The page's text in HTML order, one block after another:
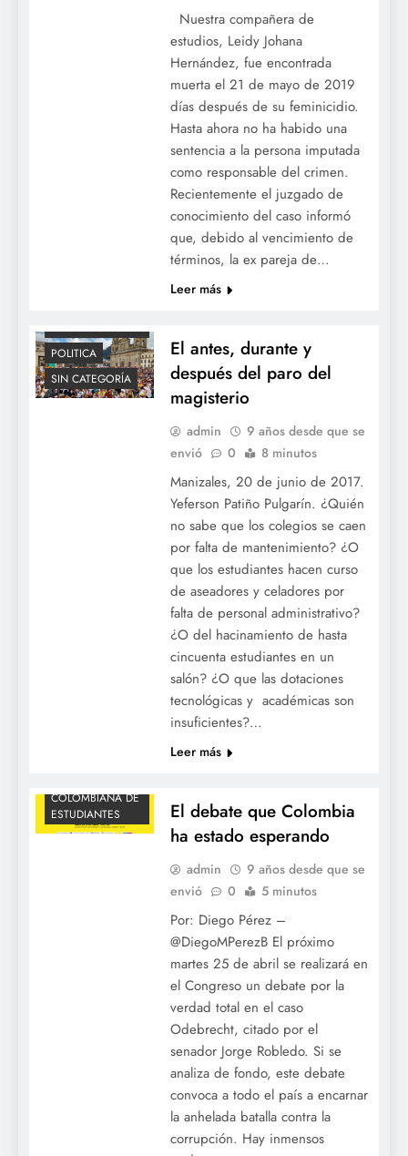
Nuestra compañera de
estudios, Leidy Johana
Hernández, fue encontrada
muerta el 21 de mayo de 2019
días después de su feminicidio.
Hasta ahora no ha habido una
sentencia a la persona imputada
como responsable del crimen.
Recientemente el juzgado de
conocimiento del caso informó
que, debido al vencimiento de
términos, la ex pareja de…
Leer más
ESTUDIANTES
POLITICA
SIN CATEGORÍA
El antes, durante y
después del paro del
magisterio
admin
9 años desde que se
envió
0 8 minutos
Manizales, 20 de junio de 2017.
Yeferson Patiño Pulgarín. ¿Quién
no sabe que los colegios se caen
por falta de mantenimiento? ¿O
que los estudiantes hacen curso
de aseadores y celadores por
falta de personal administrativo?
¿O del hacinamiento de hasta
cincuenta estudiantes en un
salón? ¿O que las dotaciones
tecnológicas y académicas son
insuficientes?…
Leer más
COLOMBIANA DE
ESTUDIANTES
El debate que Colombia
ha estado esperando
admin
9 años desde que se
envió
0 5 minutos
Por: Diego Pérez –
@DiegoMPerezB El próximo
martes 25 de abril se realizará en
el Congreso un debate por la
verdad total en el caso
Odebrecht, citado por el
senador Jorge Robledo. Si se
analiza de fondo, este debate
convoca a todo el país a encarnar
la anhelada batalla contra la
corrupción. Hay inmensos